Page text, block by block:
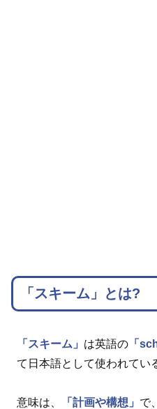
「スキーム」とは?
「スキーム」 は英語の 「
て日本語として使われてい
意味は、 「計画や構想」 で